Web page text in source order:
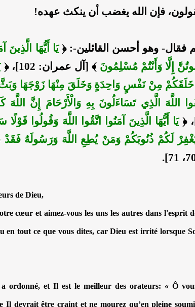
فإن الله يغضب أن ينكث عهده!
فقال- وهو أحسن القائلين-: ﴿يَا أَيُّهَا الَّذِينَ
إِلَّا وَأَنْتُمْ مُسْلِمُونَ ﴾ [آل عمران: 102]، ﴿
مِنْ نَفْسٍ وَاحِدَةٍ وَخَلَقَ مِنْهَا زَوْجَهَا وَبَثَّ
اللَّهَ الَّذِي تَسَاءَلُونَ بِهِ وَالْأَرْحَامَ إِنَّ اللَّهَ
يَا أَيُّهَا الَّذِينَ آمَنُوا اتَّقُوا اللَّهَ وَقُولُوا قَوْلًا
لَكُمْ ذُنُوبَكُمْ وَمَنْ يُطِعِ اللَّهَ وَرَسُولَهُ فَقَدْ
de Dieu,
cœur et aimez-vous les uns les autres dans l'esprit
en tout ce que vous dites, car Dieu est irrité lorsque
ordonné, et Il est le meilleur des orateurs: « Ô
Il devrait être craint et ne mourez qu’en pleine